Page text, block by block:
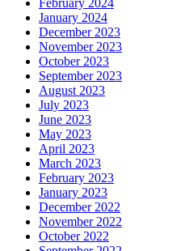
January 2024
December 2023
November 2023
October 2023
September 2023
August 2023
July 2023
June 2023
May 2023
April 2023
March 2023
February 2023
January 2023
December 2022
November 2022
October 2022